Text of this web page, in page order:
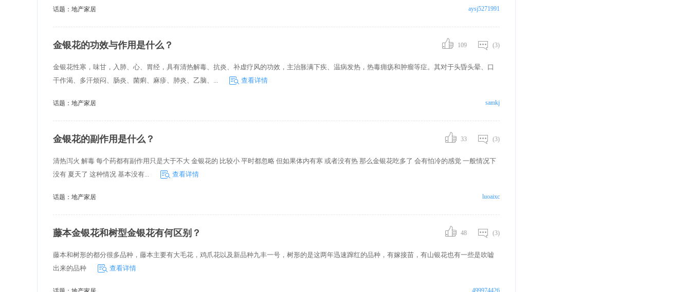
话题： 地产家居 aysj5271991
金银花的功效与作用是什么？ (3)
109
金银花性寒，味甘，入肺、心、胃经，具有清热解毒、抗炎、补虚疗风的功效，主治胀满下疾、温病发热，热毒痈疡和肿瘤等症。其对于头昏头晕、口
干作渴、多汗烦闷、肠炎、菌痢、麻疹、肺炎、乙脑、...
查看详情
话题： 地产家居 samkj
金银花的副作用是什么？ (3)
33
清热泻火 解毒 每个药都有副作用只是大于不大 金银花的 比较小 平时都忽略 但如果体内有寒 或者没有热 那么金银花吃多了 会有怕冷的感觉 一般情况下
没有 夏天了 这种情况 基本没有...
查看详情
话题： 地产家居 luoaixc
藤本金银花和树型金银花有何区别？ (3)
48
藤本和树形的都分很多品种，藤本主要有大毛花，鸡爪花以及新品种九丰一号，树形的是这两年迅速蹿红的品种，有嫁接苗，有山银花也有一些是吹嘘
出来的品种
查看详情
499974426